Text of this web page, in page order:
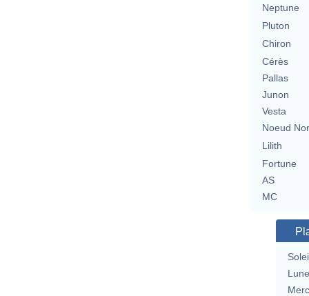
Neptune
Pluton
Chiron
Cérès
Pallas
Junon
Vesta
Noeud
Lilith
Fortune
AS
MC
Lune